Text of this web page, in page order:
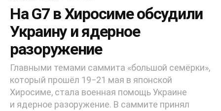
На G7 в Хиросиме обсудили
Украину и ядерное
разоружение
Главными темами саммита «большой семёрки»,
который прошёл 19−21 мая в японской
Хиросиме, стала военная помощь Украине
и ядерное разоружение. В саммите принял